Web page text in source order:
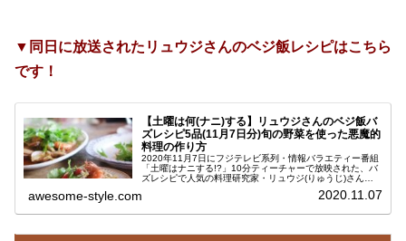
▼同日に放送されたリュウジさんのベジ飯レシピはこちら
です！
【土曜は何(ナニ)する】リュウジさんのベジ飯バ
ズレシピ5品(11月7日分)旬の野菜を使った悪魔的
料理の作り方
2020年11月7日にフジテレビ系列・情報バラエティー番組
「土曜はナニする!?」10分ティーチャーで放映された、バ
ズレシピで人気の料理研究家・リュウジ(りゅうじ)さんが
awesome-style.com 2020.11.07